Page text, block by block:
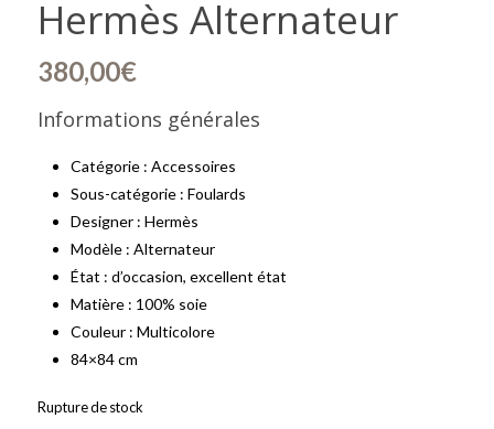
Hermès Alternateur
380,00€
Informations générales
Catégorie : Accessoires
Sous-catégorie : Foulards
Designer : Hermès
Modèle : Alternateur
État : d’occasion, excellent état
Matière : 100% soie
Couleur : Multicolore
84×84 cm
Rupture de stock